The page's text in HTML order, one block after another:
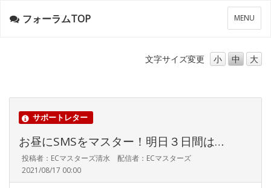
メ
ニ
ー
MENU
フォーラムTOP
文字サイズ変更 小 中 大
サポートレター
お昼にSMSをマスター！明日３日間は…
投稿者：ECマスターズ清水 配信者：ECマスターズ
2021/08/17 00:00